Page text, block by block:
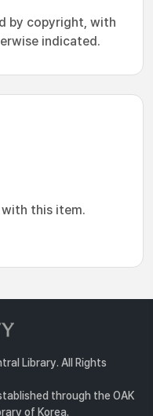
by copyright, with
indicated.
this item.
Library. All Rights
through the OAK
of Korea.